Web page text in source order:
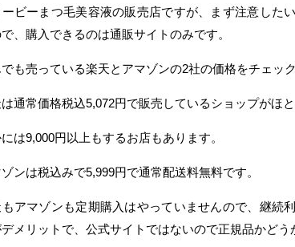
ービーまつ毛美容液の販売店ですが、まず注意した
、購入できるのは通販サイトのみです。
も売っている楽天とアマゾンの2社の価格をチェッ
通常価格税込5,072円で販売しているショップがほと
は9,000円以上もするお店もあります。
ンは税込みで5,999円で通常配送料無料です。
アマゾンも定期購入はやっていませんので、継続
デメリットで、公式サイトではないので正規品かどう